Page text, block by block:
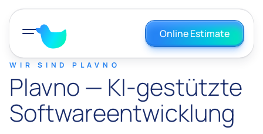
Online Estimate
WIR SIND PLAVNO
Plavno — KI-gestützte
Softwareentwicklung